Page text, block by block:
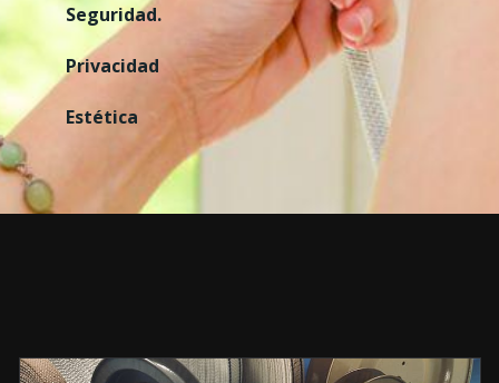
Seguridad.
Privacidad
Estética